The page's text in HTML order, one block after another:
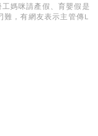
媽咪請產假、育嬰假是
，有網友表示主管傳L